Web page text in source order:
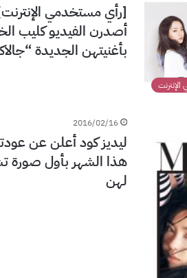
[رأي مستخدمي
أصدرن الفيديو كليب
بأغنيتهن الجديدة
2016/02/16
ليديز كود أعلن عن
هذا الشهر بأول صورة
لهن